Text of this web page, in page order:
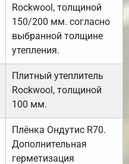
Rockwool, толщиной
150/200 мм. согласно
выбранной толщине
утепления.
Плитный утеплитель
Rockwool, толщиной
100 мм.
Плёнка Ондутис R70.
Дополнительная
герметизация